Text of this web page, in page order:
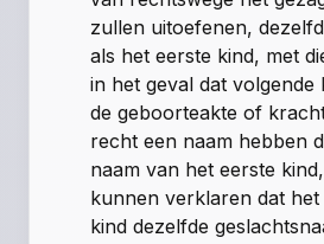
zullen uitoefenen,
als het eerste kind, met
in het geval dat volgende
de geboorteakte of
recht een naam hebben
naam van het eerste
kunnen verklaren dat
kind dezelfde